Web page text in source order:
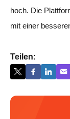
hoch. Die
mit einer
Teilen: